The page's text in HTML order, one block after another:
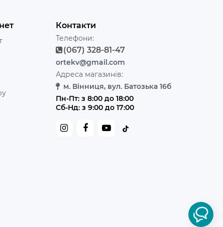
Контакти
Телефони:
(067) 328-81-47
ortekv@gmail.com
Адреса магазинів:
м. Вінниця, вул. Батозька 16б
Пн-Пт: з 8:00 до 18:00
Сб-Нд: з 9:00 до 17:00